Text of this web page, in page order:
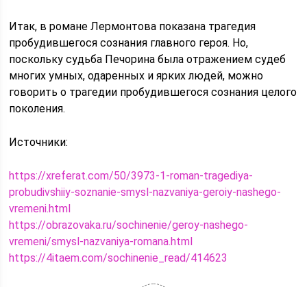
Итак, в романе Лермонтова показана трагедия
пробудившегося сознания главного героя. Но,
поскольку судьба Печорина была отражением судеб
многих умных, одаренных и ярких людей, можно
говорить о трагедии пробудившегося сознания целого
поколения.
Источники:
https://xreferat.com/50/3973-1-roman-tragediya-
probudivshiiy-soznanie-smysl-nazvaniya-geroiy-nashego-
vremeni.html
https://obrazovaka.ru/sochinenie/geroy-nashego-
vremeni/smysl-nazvaniya-romana.html
https://4itaem.com/sochinenie_read/414623